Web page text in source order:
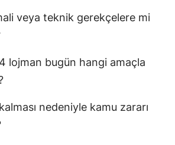
veya teknik gerekçelere mi
lojman bugün hangi amaçla
nedeniyle kamu zararı